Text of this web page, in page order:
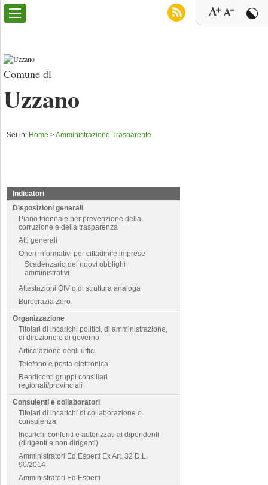
Comune di
Uzzano
Sei in: Home >Amministrazione Trasparente
Indicatori
Disposizioni generali
Piano triennale per prevenzione della
corruzione e della trasparenza
Atti generali
Oneri informativi per cittadini e imprese
Scadenzario dei nuovi obblighi
amministrativi
Attestazioni OIV o di struttura analoga
Burocrazia Zero
Organizzazione
Titolari di incarichi politici, di amministrazione,
di direzione o di governo
Articolazione degli uffici
Telefono e posta elettronica
Rendiconti gruppi consiliari
regionali/provinciali
Consulenti e collaboratori
Titolari di incarichi di collaborazione o
consulenza
Incarichi conferiti e autorizzati ai dipendenti
(dirigenti e non dirigenti)
Amministratori Ed Esperti Ex Art. 32 D.L.
90/2014
Amministratori Ed Esperti